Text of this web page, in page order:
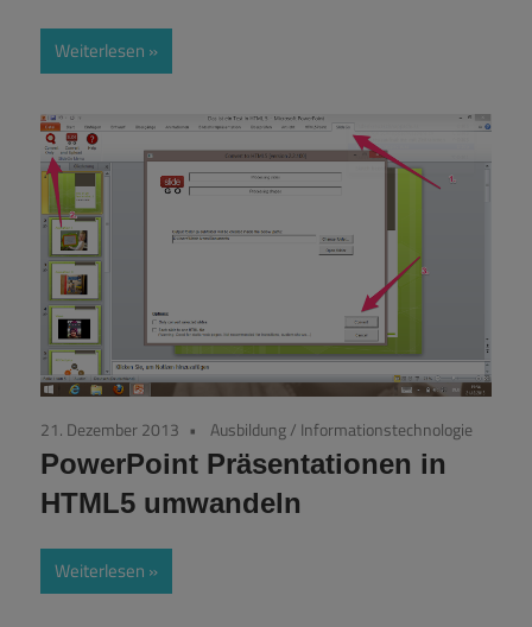
Weiterlesen
21. Dezember 2013 Ausbildung/ Informationstechnologie
PowerPoint Präsentationen in
HTML5 umwandeln
Weiterlesen